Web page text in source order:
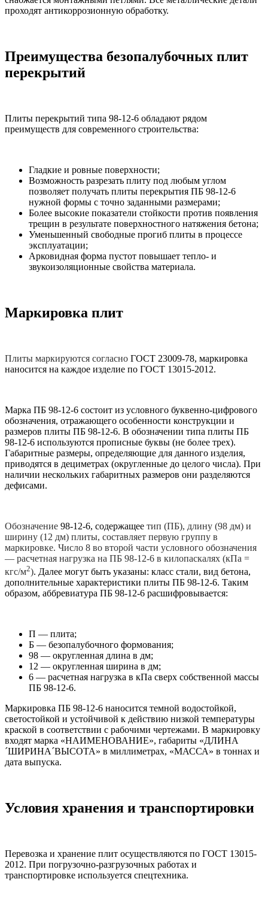
проходят антикоррозионную обработку.
Преимущества безопалубочных плит
перекрытий
Плиты перекрытий типа 98-12-6 обладают рядом
преимуществ для современного строительства:
Гладкие и ровные поверхности;
Возможность разрезать плиту под любым углом
позволяет получать плиты перекрытия ПБ 98-12-6
нужной формы с точно заданными размерами;
Более высокие показатели стойкости против появления
трещин в результате поверхностного натяжения бетона;
Уменьшенный свободные прогиб плиты в процессе
эксплуатации;
Арковидная форма пустот повышает тепло- и
звукоизоляционные свойства материала.
Маркировка плит
Плиты маркируются согласно ГОСТ 23009-78, маркировка
наносится на каждое изделие по ГОСТ 13015-2012.
Марка ПБ 98-12-6 состоит из условного буквенно-цифрового
обозначения, отражающего особенности конструкции и
размеров плиты ПБ 98-12-6. В обозначении типа плиты ПБ
98-12-6 используются прописные буквы (не более трех).
Габаритные размеры, определяющие для данного изделия,
приводятся в дециметрах (округленные до целого числа). При
наличии нескольких габаритных размеров они разделяются
дефисами.
Обозначение 98-12-6, содержащее тип (ПБ), длину (98 дм) и
ширину (12 дм) плиты, составляет первую группу в
маркировке. Число 8 во второй части условного обозначения
— расчетная нагрузка на ПБ 98-12-6 в килопаскалях (кПа =
кгс/м2). Далее могут быть указаны: класс стали, вид бетона,
дополнительные характеристики плиты ПБ 98-12-6. Таким
образом, аббревиатура ПБ 98-12-6 расшифровывается:
П — плита;
Б — безопалубочного формования;
98 — округленная длина в дм;
12 — округленная ширина в дм;
6 — расчетная нагрузка в кПа сверх собственной массы
ПБ 98-12-6.
Маркировка ПБ 98-12-6 наносится темной водостойкой,
светостойкой и устойчивой к действию низкой температуры
краской в соответствии с рабочими чертежами. В маркировку
входят марка «НАИМЕНОВАНИЕ», габариты «ДЛИНА
´ШИРИНА´ВЫСОТА» в миллиметрах, «МАССА» в тоннах и
дата выпуска.
Условия хранения и транспортировки
Перевозка и хранение плит осуществляются по ГОСТ 13015-
2012. При погрузочно-разгрузочных работах и
транспортировке используется спецтехника.